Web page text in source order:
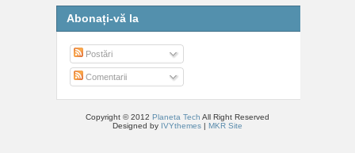
Abonați-vă la
Postări
Comentarii
Copyright © 2012 Planeta Tech All Right Reserved
Designed by IVYthemes | MKR Site